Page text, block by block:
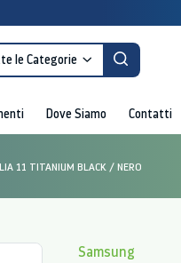
le Categorie
Dove Siamo Contatti
11 TITANIUM BLACK / NERO
Samsung